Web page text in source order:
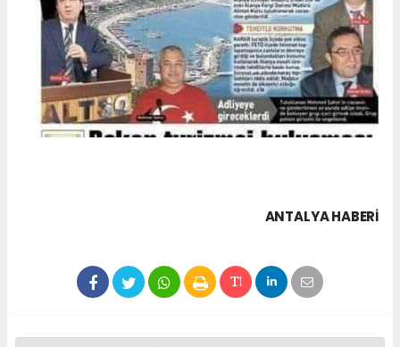
ANTALYA HABERİ